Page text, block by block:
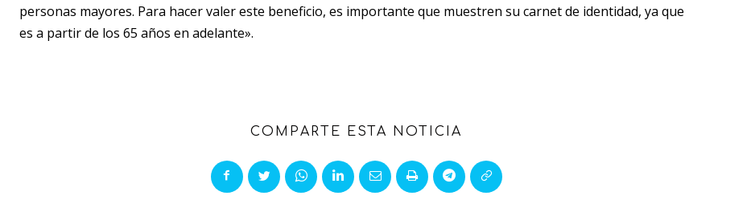
personas mayores. Para hacer valer este beneficio, es importante que muestren su carnet de identidad, ya que
es a partir de los 65 años en adelante».
COMPARTE ESTA NOTICIA